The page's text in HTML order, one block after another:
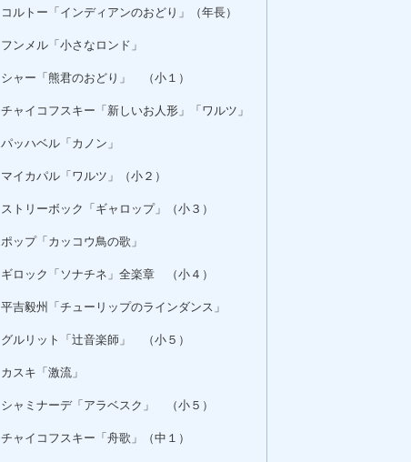
コルトー「インディアンのおどり」（年長）
フンメル「小さなロンド」
シャー「熊君のおどり」 （小１）
チャイコフスキー「新しいお人形」「ワルツ」
パッハベル「カノン」
マイカパル「ワルツ」（小２）
ストリーボック「ギャロップ」（小３）
ポップ「カッコウ鳥の歌」
ギロック「ソナチネ」全楽章 （小４）
平吉毅州「チューリップのラインダンス」
グルリット「辻音楽師」 （小５）
カスキ「激流」
シャミナーデ「アラベスク」 （小５）
チャイコフスキー「舟歌」（中１）